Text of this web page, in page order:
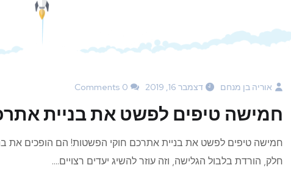
אוריה בן מנחם דצמבר 16, 2019 0 Comments
חמישה טיפים לפשט את בניית
חמישה טיפים לפשט את בניית אתרכם חוקי הפשטות! הם הופכים את
חלק, הורדת בלבול הגלישה, וזה עוזר להשיג יעדים רצויים....